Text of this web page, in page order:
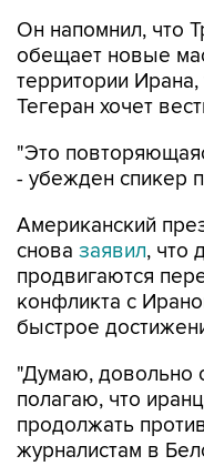
Он напомнил, что
обещает новые
территории Ирана,
Тегеран хочет
"Это
- убежден спикер
Американский
снова заявил, что
продвигаются
конфликта с
быстрое
"Думаю, довольно
полагаю, что
продолжать
журналистам в